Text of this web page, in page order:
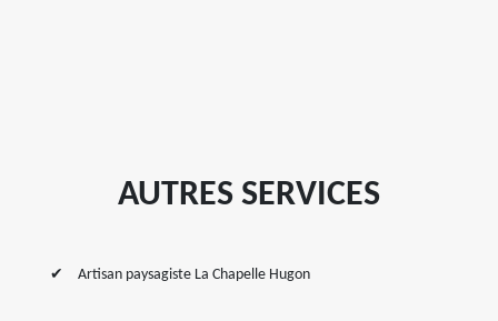
AUTRES SERVICES
Artisan paysagiste La Chapelle Hugon